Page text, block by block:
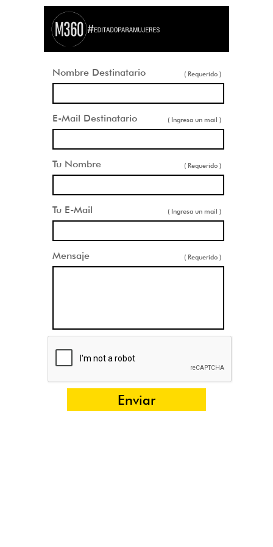
Nombre Destinatario ( Requerido )
E-Mail Destinatario ( Ingresa un mail )
Tu Nombre ( Requerido )
Tu E-Mail ( Ingresa un mail )
Mensaje ( Requerido )